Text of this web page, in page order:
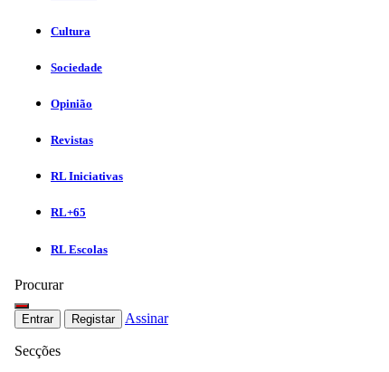
Cultura
Sociedade
Opinião
Revistas
RL Iniciativas
RL+65
RL Escolas
Procurar
Entrar Registar Assinar
Secções